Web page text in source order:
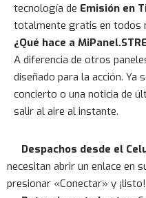
tecnología de Emisión en
totalmente gratis en todos
¿Qué hace a
A diferencia de otros
diseñado para la acción. Ya
concierto o una noticia de
salir al aire al instante.
Despachos desde el
necesitan abrir un enlace en
presionar «Conectar» y